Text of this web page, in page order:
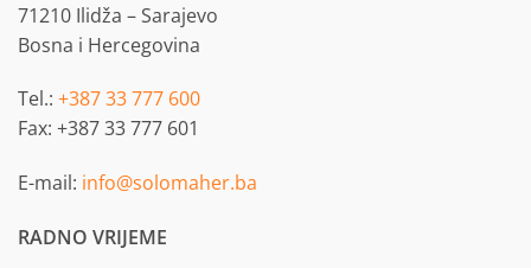
71210 Ilidža – Sarajevo
Bosna i Hercegovina
Tel.: +387 33 777 600
Fax: +387 33 777 601
E-mail: info@solomaher.ba
RADNO VRIJEME